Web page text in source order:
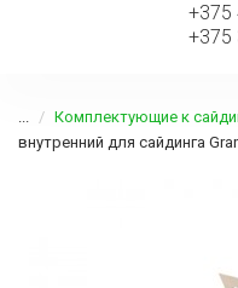
+375
+375
... Комплектующие к
внутренний для сайдинга